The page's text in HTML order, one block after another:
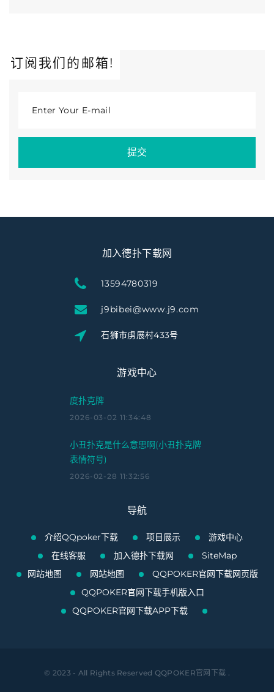
订阅我们的邮箱!
Enter Your E-mail
提交
加入德扑下载网
13594780319
j9bibei@www.j9.com
石狮市虏展村433号
游戏中心
度扑克牌
2026-03-02 11:34:48
小丑扑克是什么意思啊(小丑扑克牌
表情符号)
2026-02-28 11:32:56
导航
介绍QQpoker下载 项目展示
游戏中心
在线客服
加入德扑下载网
SiteMap
网站地图
网站地图
QQPOKER官网下载网页版
QQPOKER官网下载手机版入口
QQPOKER官网下载APP下载
© 2023 - All Rights Reserved QQPOKER官网下载 .